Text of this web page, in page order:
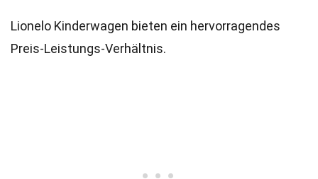
Lionelo Kinderwagen bieten ein hervorragendes
Preis-Leistungs-Verhältnis.